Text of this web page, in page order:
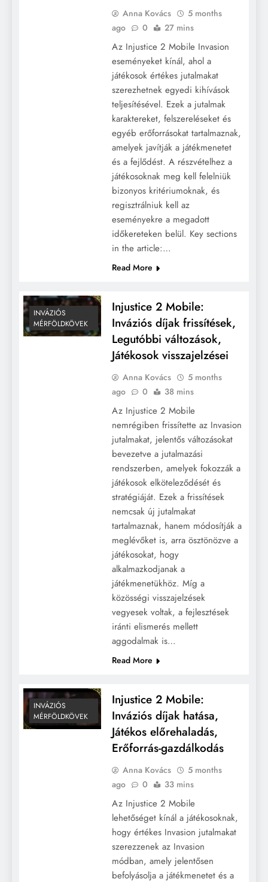
Anna Kovács
5 months
ago
0 27 mins
Az Injustice 2 Mobile Invasion
eseményeket kínál, ahol a
játékosok értékes jutalmakat
szerezhetnek egyedi kihívások
teljesítésével. Ezek a jutalmak
karaktereket, felszereléseket és
egyéb erőforrásokat tartalmaznak,
amelyek javítják a játékmenetet
és a fejlődést. A részvételhez a
játékosoknak meg kell felelniük
bizonyos kritériumoknak, és
regisztrálniuk kell az
eseményekre a megadott
időkereteken belül. Key sections
in the article:…
Read More
INVÁZIÓS
MÉRFÖLDKÖVEK
Injustice 2 Mobile:
Inváziós díjak frissítések,
Legutóbbi változások,
Játékosok visszajelzései
Anna Kovács
5 months
ago
0 38 mins
Az Injustice 2 Mobile
nemrégiben frissítette az Invasion
jutalmakat, jelentős változásokat
bevezetve a jutalmazási
rendszerben, amelyek fokozzák a
játékosok elköteleződését és
stratégiáját. Ezek a frissítések
nemcsak új jutalmakat
tartalmaznak, hanem módosítják a
meglévőket is, arra ösztönözve a
játékosokat, hogy
alkalmazkodjanak a
játékmenetükhöz. Míg a
közösségi visszajelzések
vegyesek voltak, a fejlesztések
iránti elismerés mellett
aggodalmak is…
Read More
INVÁZIÓS
MÉRFÖLDKÖVEK
Injustice 2 Mobile:
Inváziós díjak hatása,
Játékos előrehaladás,
Erőforrás-gazdálkodás
Anna Kovács
5 months
ago
0 33 mins
Az Injustice 2 Mobile
lehetőséget kínál a játékosoknak,
hogy értékes Invasion jutalmakat
szerezzenek az Invasion
módban, amely jelentősen
befolyásolja a játékmenetet és a